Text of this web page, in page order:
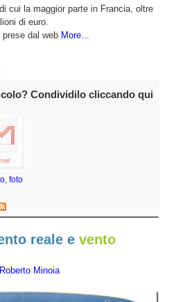
cui la maggior parte in Francia, oltre
di euro.
dal web More...
Condividilo cliccando qui
, foto
reale e vento
Roberto Minoia